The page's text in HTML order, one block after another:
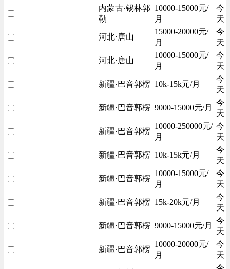
内蒙古·锡林郭
勒
10000-15000元/
月
今
天
河北·唐山
15000-20000元/
月
今
天
河北·唐山
10000-15000元/
月
今
天
新疆·巴音郭楞 10k-15k元/月
今
天
新疆·巴音郭楞 9000-15000元/月
今
天
新疆·巴音郭楞
10000-250000元/
月
今
天
新疆·巴音郭楞 10k-15k元/月
今
天
新疆·巴音郭楞
10000-15000元/
月
今
天
新疆·巴音郭楞 15k-20k元/月
今
天
新疆·巴音郭楞 9000-15000元/月
今
天
新疆·巴音郭楞
10000-20000元/
月
今
天